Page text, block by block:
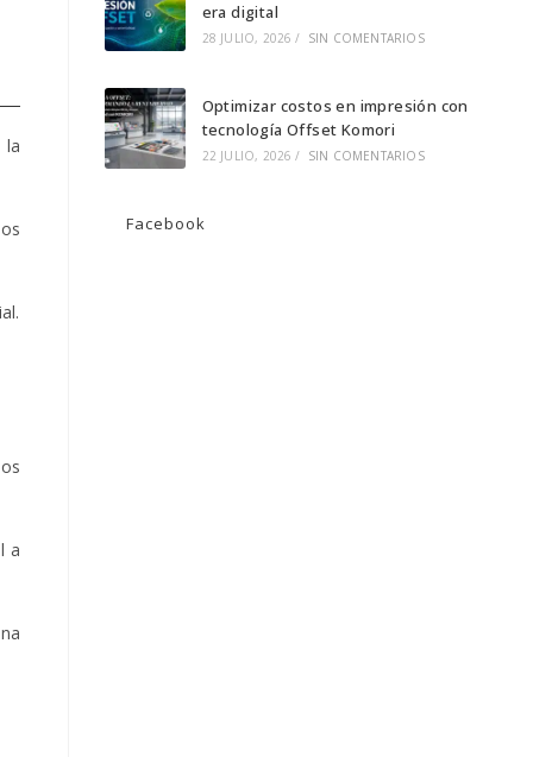
la
a
era digital
28 JULIO, 2026 / SIN COMENTARIOS
Optimizar costos en impresión con
tecnología Offset Komori
22 JULIO, 2026 / SIN COMENTARIOS
Facebook